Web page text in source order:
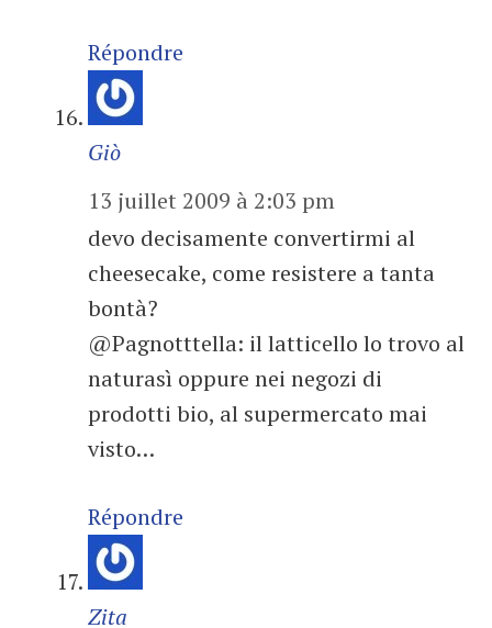
Répondre
Giò
13 juillet 2009 à 2:03 pm
devo decisamente convertirmi al
cheesecake, come resistere a tanta
bontà?
@Pagnotttella: il latticello lo trovo al
naturasì oppure nei negozi di
prodotti bio, al supermercato mai
visto…
Répondre
Zita